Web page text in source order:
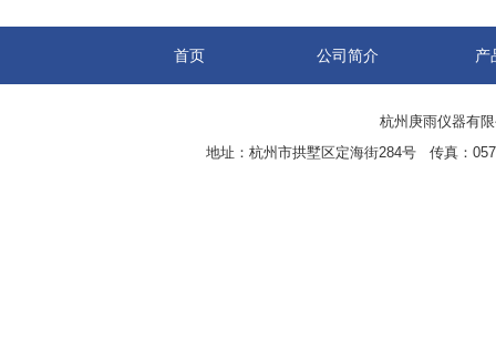
首页 公司简介 产
杭州庚雨仪器有
地址：杭州市拱墅区定海街284号 传真：